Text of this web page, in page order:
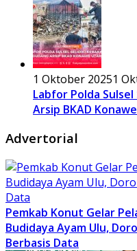
1 Oktober 20251
Labfor Polda
Arsip BKAD
Advertorial
Pemkab Konut Gelar
Budidaya Ayam Ulu,
Berbasis Data